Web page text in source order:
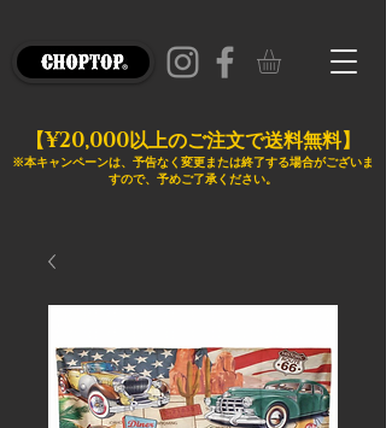
【¥20,000以上のご注文で送料無料】
※本キャンペーンは、予告なく変更または終了する場合がございま
すので、予めご了承ください。